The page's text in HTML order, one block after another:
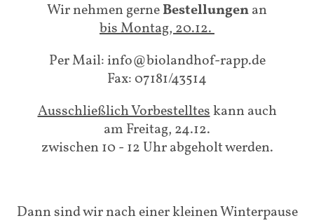
Wir nehmen gerneBestellungenan
bis Montag, 20.12.
Per Mail: info@biolandhof-rapp.de
Fax: 07181/43514
Ausschließlich Vorbestellteskann auch
am Freitag, 24.12.
zwischen 10 - 12 Uhr abgeholt werden.
Dann sind wir nach einer kleinen Winterpause